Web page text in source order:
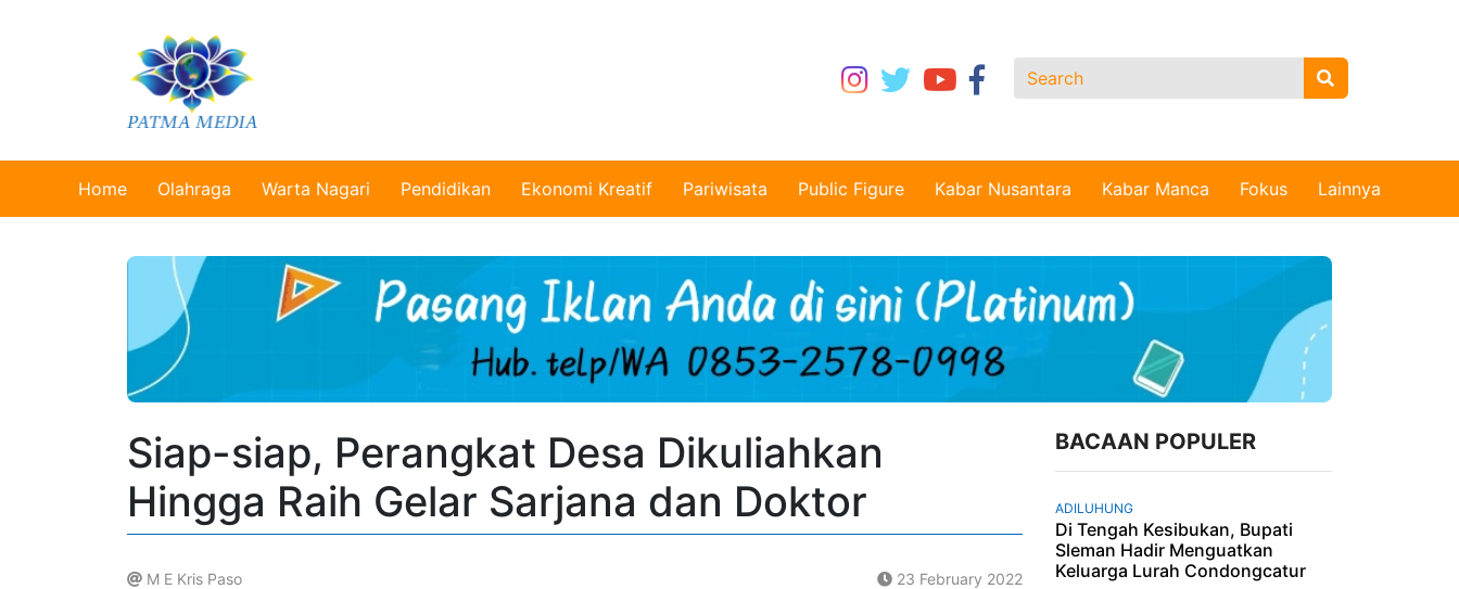
Home Olahraga Warta Nagari Pendidikan Ekonomi Kreatif Pariwisata Public Figure Kabar Nusantara Kabar Manca Fokus Lainnya
Siap-siap, Perangkat Desa Dikuliahkan
Hingga Raih Gelar Sarjana dan Doktor
M E Kris Paso 23 February 2022
BACAAN POPULER
ADILUHUNG
Di Tengah Kesibukan, Bupati
Sleman Hadir Menguatkan
Keluarga Lurah Condongcatur